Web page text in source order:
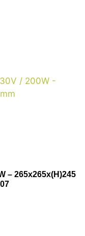
– 265x265x(H)245